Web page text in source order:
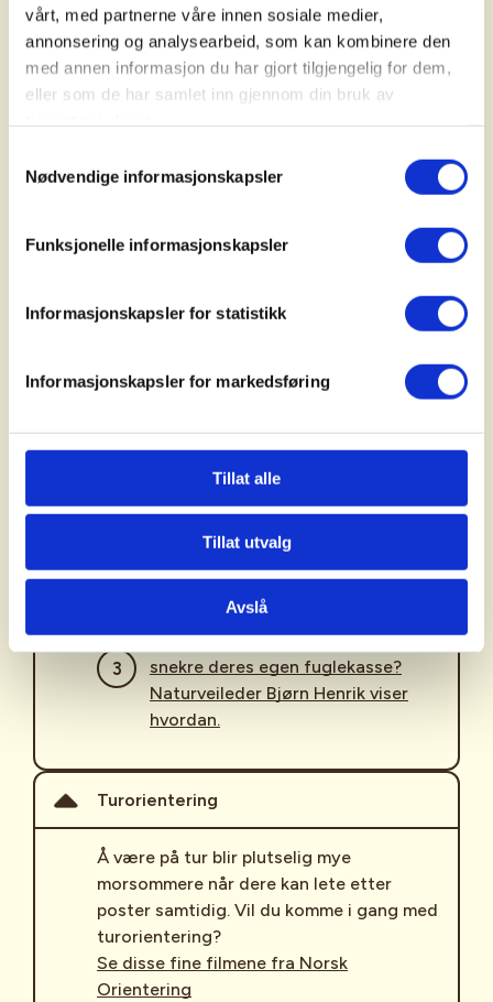
vårt, med partnerne våre innen sosiale medier,
annonsering og analysearbeid, som kan kombinere den
med annen informasjon du har gjort tilgjengelig for dem,
eller som de har samlet inn gjennom din bruk av
Nødvendige informasjonskapsler
Funksjonelle informasjonskapsler
Informasjonskapsler for statistikk
Informasjonskapsler for markedsføring
Tillat alle
Tillat utvalg
Avslå
Friluftsflokken
lærerikt for både barn og voksne.
Hva med å:
finne ut hvilke fugler dere har i
hagen eller i nærområdet der dere
lage deres egen fuglemat?
snekre deres egen fuglekasse?
Naturveileder Bjørn Henrik viser
hvordan.
Turorientering
Å være på tur blir plutselig mye
morsommere når dere kan lete etter
poster samtidig. Vil du komme i gang med
turorientering?
Se disse fine filmene fra Norsk
Orientering